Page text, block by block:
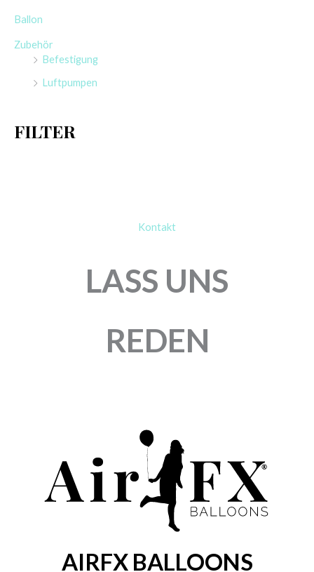
n
Ballon
Zubehör
Befestigung
Luftpumpen
FILTER
Kontakt
LASS UNS
REDEN
AIRFX BALLOONS